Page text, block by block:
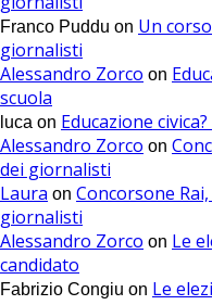
Franco Puddu on Un
giornalisti
Alessandro Zorco on
scuola
luca on Educazione
Alessandro Zorco on
dei giornalisti
Laura on Concorsone
giornalisti
Alessandro Zorco on Le
candidato
Fabrizio Congiu on Le